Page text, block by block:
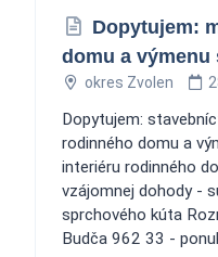
Dopytujem:
domu a
okres Zvolen
Dopytujem:
rodinného domu a
interiéru rodinného
vzájomnej dohody -
sprchového kúta
Budča 962 33 -